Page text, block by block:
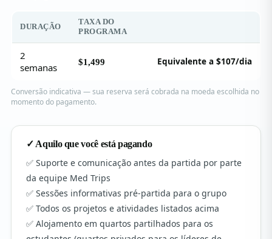
DURAÇÃO
TAXA DO
PROGRAMA
2
semanas
$1,499 Equivalente a $107/dia
Conversão indicativa — sua reserva será cobrada na moeda escolhida no
momento do pagamento.
✓ Aquilo que você está pagando
Suporte e comunicação antes da partida por parte
da equipe Med Trips
Sessões informativas pré-partida para o grupo
Todos os projetos e atividades listados acima
Alojamento em quartos partilhados para os